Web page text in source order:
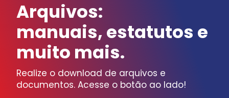
Arquivos:
manuais, estatutos e
muito mais.
Realize o download de arquivos e
documentos. Acesse o botão ao lado!